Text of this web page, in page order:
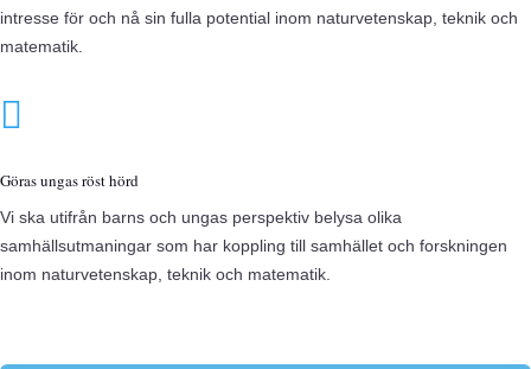
intresse för och nå sin fulla potential inom naturvetenskap, teknik och
matematik.

Göras ungas röst hörd
Vi ska utifrån barns och ungas perspektiv belysa olika
samhällsutmaningar som har koppling till samhället och forskningen
inom naturvetenskap, teknik och matematik.